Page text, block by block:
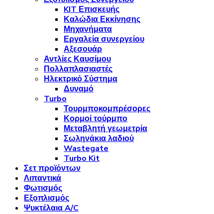
KIT Επισκευής
Καλώδια Εκκίνησης
Μηχανήματα
Εργαλεία συνεργείου
Αξεσουάρ
Αντλίες Καυσίμου
Πολλαπλασιαστές
Ηλεκτρικό Σύστημα
Δυναμό
Turbo
Τουρμποκομπρέσορες
Κορμοί τούρμπο
Μεταβλητή γεωμετρία
Σωληνάκια λαδιού
Wastegate
Turbo Kit
Σετ προϊόντων
Λιπαντικά
Φωτισμός
Εξοπλισμός
Ψυκτέλαια A/C